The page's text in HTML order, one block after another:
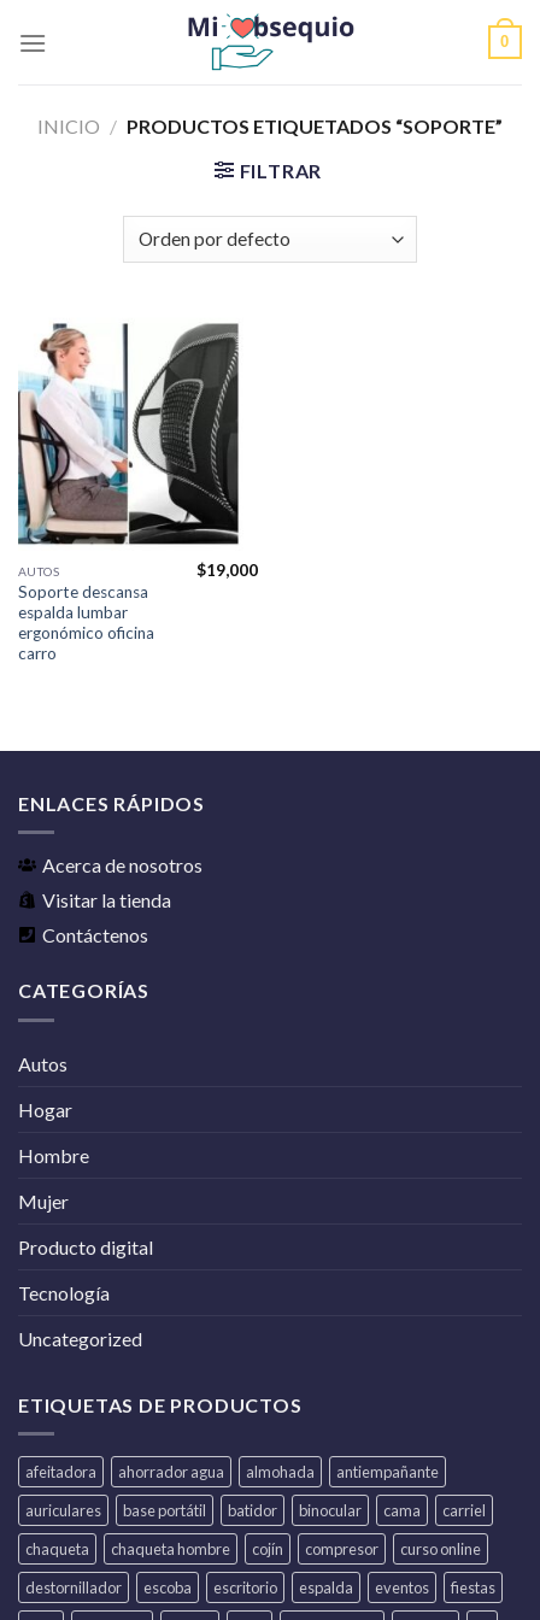
0
INICIO / PRODUCTOS ETIQUETADOS “SOPORTE”
FILTRAR
AUTOS
Soporte descansa
espalda lumbar
ergonómico oficina
carro
$19,000
ENLACES RÁPIDOS
Acerca de nosotros
Visitar la tienda
Contáctenos
CATEGORÍAS
Autos
Hogar
Hombre
Mujer
Producto digital
Tecnología
Uncategorized
ETIQUETAS DE PRODUCTOS
afeitadora ahorrador agua almohada
antiempañante
auriculares
base portátil batidor binocular cama
carriel
chaqueta
chaqueta hombre cojín compresor
curso online
destornillador
escoba escritorio espalda eventos
fiestas